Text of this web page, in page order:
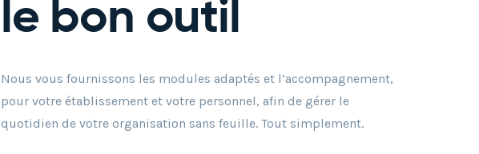
le bon outil
Nous vous fournissons les modules adaptés et l’accompagnement,
pour votre établissement et votre personnel, afin de gérer le
quotidien de votre organisation sans feuille. Tout simplement.